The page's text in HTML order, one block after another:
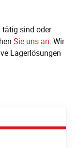
tätig sind oder
Sie uns an. Wir
Lagerlösungen